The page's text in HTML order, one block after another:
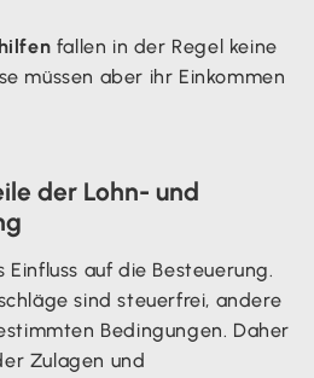
fallen in der Regel keine
müssen aber ihr Einkommen
der Lohn- und
auf die Besteuerung.
sind steuerfrei, andere
Bedingungen. Daher
Zulagen und